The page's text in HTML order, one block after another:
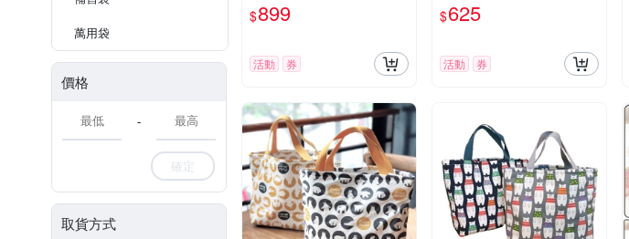
萬用袋
價格
-
確定
取貨方式
手提袋
$899
活動 券
$625
活動 券